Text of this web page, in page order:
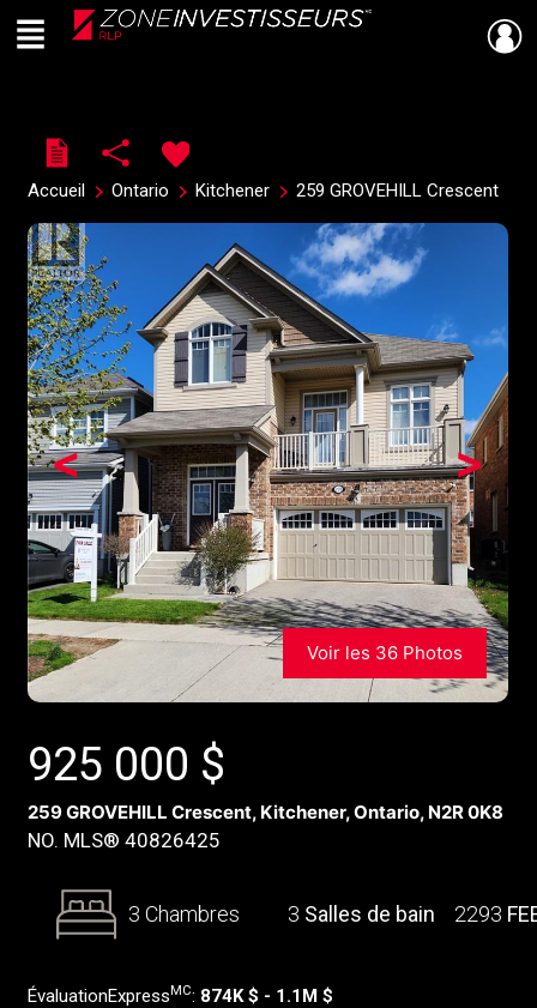
Live
En Direct
Menu
Accueil Ontario Kitchener 259 GROVEHILL Crescent
>
<
Voir les 36 Photos
925 000 $
259 GROVEHILL Crescent, Kitchener, Ontario, N2R 0K8
NO. MLS® 40826425
3 Chambres 3 Salles de bain 2293
ÉvaluationExpress MC: 874K $ - 1.1M $